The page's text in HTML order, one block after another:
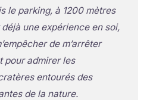
le parking, à 1200 mètres
déjà une expérience en soi,
de m’arrêter
pour admirer les
entourés des
de la nature.